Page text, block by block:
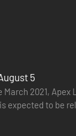
5
2021,
expected to be